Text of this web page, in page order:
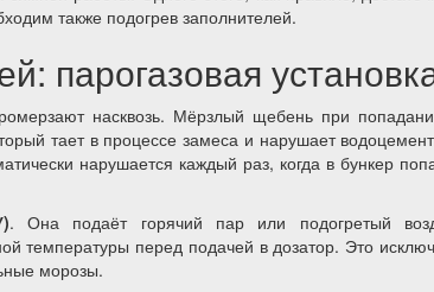
также подогрев заполнителей.
парогазовая
насквозь. Мёрзлый щебень при
тает в процессе замеса и нарушает
нарушается каждый раз, когда в бункер
. Она подаёт горячий пар или подогретый
температуры перед подачей в дозатор. Это
морозы.